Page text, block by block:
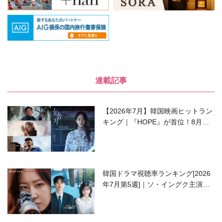
連載記事
【2026年7月】韓国映画ヒットラン
キング｜『HOPE』が首位！8月公
韓国ドラマ視聴率ランキング[2026
年7月第5週]｜ソ・イングク主演の